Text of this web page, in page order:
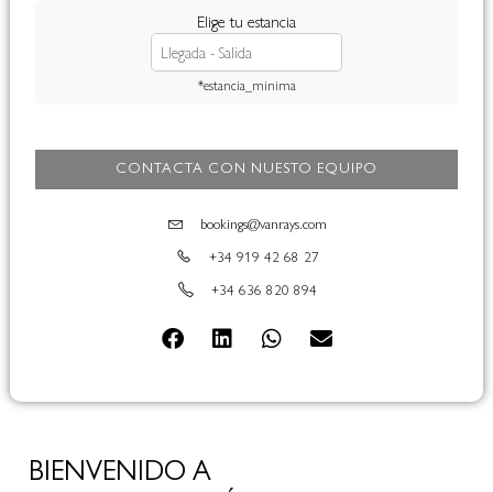
BIENVENIDO A
Elige tu estancia
*estancia_minima
CONTACTA CON NUESTO EQUIPO
bookings@vanrays.com
+34 919 42 68 27
+34 636 820 894